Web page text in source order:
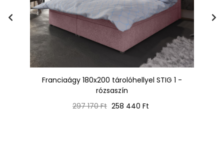
Franciaágy 180x200 tárolóhellyel STIG 1 -
rózsaszín
Normál
297 170 Ft Ár
258 440 Ft